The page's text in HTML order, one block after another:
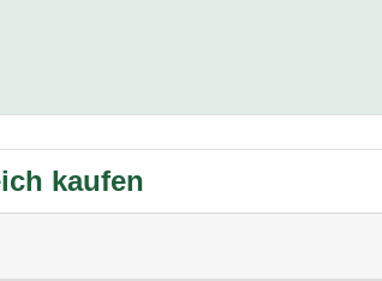
kaufen